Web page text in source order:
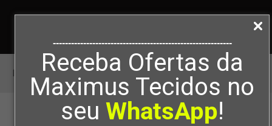
-----------------------------------------------------------
Receba Ofertas da
Maximus Tecidos no
seu WhatsApp!
Início > Como comprar tecidos finos e baratos